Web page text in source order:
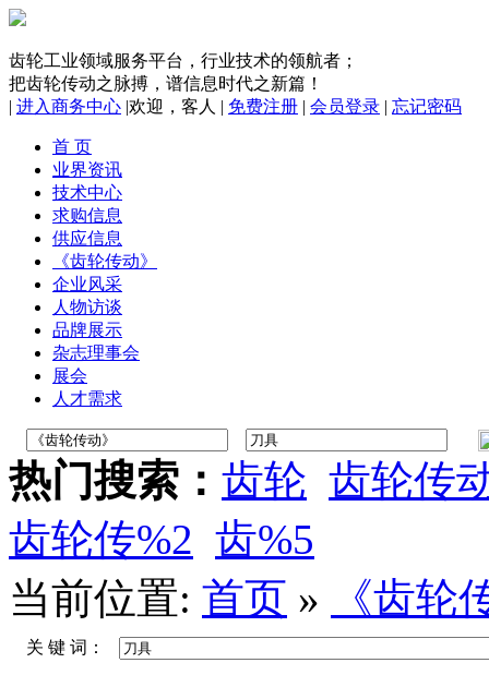
齿轮工业领域服务平台，行业技术的领航者；
把齿轮传动之脉搏，谱信息时代之新篇！
| 进入商务中心 |欢迎， 客人 | 免费注册 | 会员登录 | 忘记密码
首 页
业界资讯
技术中心
求购信息
供应信息
《齿轮传动》
企业风采
人物访谈
品牌展示
杂志理事会
展会
人才需求
热门搜索： 齿轮 齿轮传
齿轮传%2 齿%5
当前位置: 首页 » 《齿轮
关 键 词：